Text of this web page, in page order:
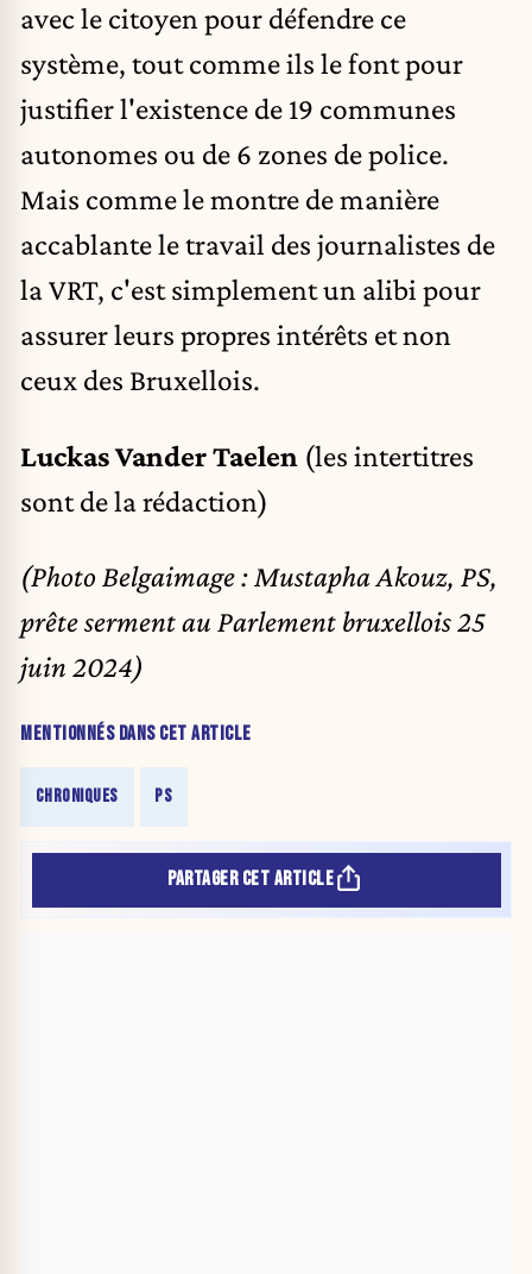
avec le citoyen pour défendre ce
système, tout comme ils le font pour
justifier l'existence de 19 communes
autonomes ou de 6 zones de police.
Mais comme le montre de manière
accablante le travail des journalistes de
la VRT, c'est simplement un alibi pour
assurer leurs propres intérêts et non
ceux des Bruxellois.
Luckas Vander Taelen (les intertitres
sont de la rédaction)
(Photo Belgaimage : Mustapha Akouz, PS,
prête serment au Parlement bruxellois 25
juin 2024)
MENTIONNÉS DANS CET ARTICLE
CHRONIQUES PS
PARTAGER CET ARTICLE